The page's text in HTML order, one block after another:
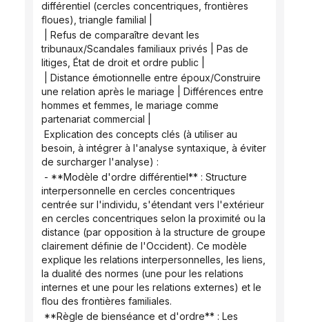
différentiel (cercles concentriques, frontières
floues), triangle familial |
tribunaux/Scandales familiaux privés | Pas de
litiges, État de droit et ordre public |
une relation après le mariage | Différences entre
hommes et femmes, le mariage comme
partenariat commercial |
besoin, à intégrer à l'analyse syntaxique, à éviter
de surcharger l'analyse) :
interpersonnelle en cercles concentriques
centrée sur l'individu, s'étendant vers l'extérieur
en cercles concentriques selon la proximité ou la
distance (par opposition à la structure de groupe
clairement définie de l'Occident). Ce modèle
explique les relations interpersonnelles, les liens,
la dualité des normes (une pour les relations
internes et une pour les relations externes) et le
flou des frontières familiales.